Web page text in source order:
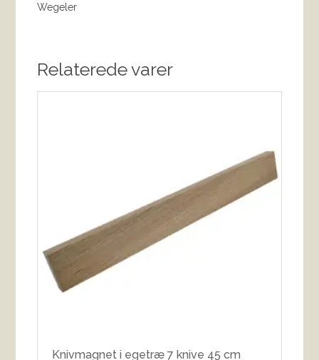
Wegeler
Relaterede varer
Knivmagnet i egetræ 7 knive 45 cm